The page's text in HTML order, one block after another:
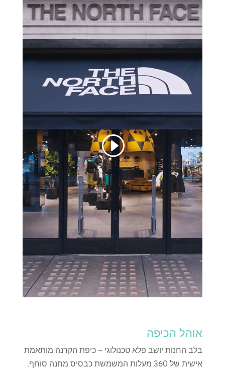
אוהל הכיפה
בלב החנות יושב פלא טכנולוגי – כיפת הקרנה מותאמת
אישית של 360 מעלות המשמשת כבסיס מחנה סוחף.